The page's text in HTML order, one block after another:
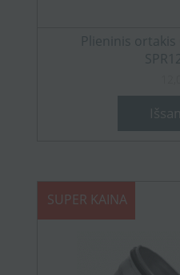
Plieninis
SUPER KAINA